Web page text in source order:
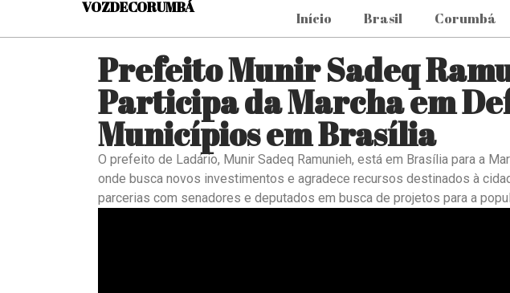
VOZDECORUMBÁ
Início Brasil Corumbá
Prefeito Munir Sadeq
Participa da Marcha em
Municípios em Brasília
O prefeito de Ladário, Munir Sadeq Ramunieh, está em Brasília para a
onde busca novos investimentos e agradece recursos destinados à
parcerias com senadores e deputados em busca de projetos para a